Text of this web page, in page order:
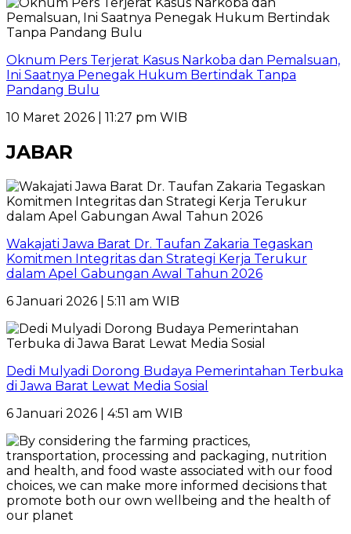
Oknum Pers Terjerat Kasus Narkoba dan Pemalsuan,
Ini Saatnya Penegak Hukum Bertindak Tanpa
Pandang Bulu
10 Maret 2026 | 11:27 pm WIB
JABAR
Wakajati Jawa Barat Dr. Taufan Zakaria Tegaskan
Komitmen Integritas dan Strategi Kerja Terukur
dalam Apel Gabungan Awal Tahun 2026
6 Januari 2026 | 5:11 am WIB
Dedi Mulyadi Dorong Budaya Pemerintahan Terbuka
di Jawa Barat Lewat Media Sosial
6 Januari 2026 | 4:51 am WIB